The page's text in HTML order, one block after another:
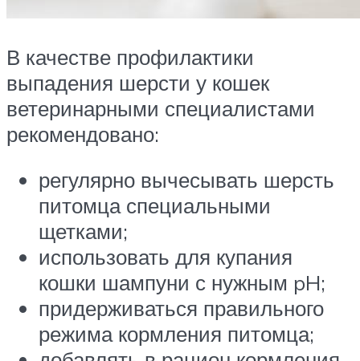
В качестве профилактики
выпадения шерсти у кошек
ветеринарными специалистами
рекомендовано:
регулярно вычесывать шерсть
питомца специальными
щетками;
использовать для купания
кошки шампуни с нужным pH;
придерживаться правильного
режима кормления питомца;